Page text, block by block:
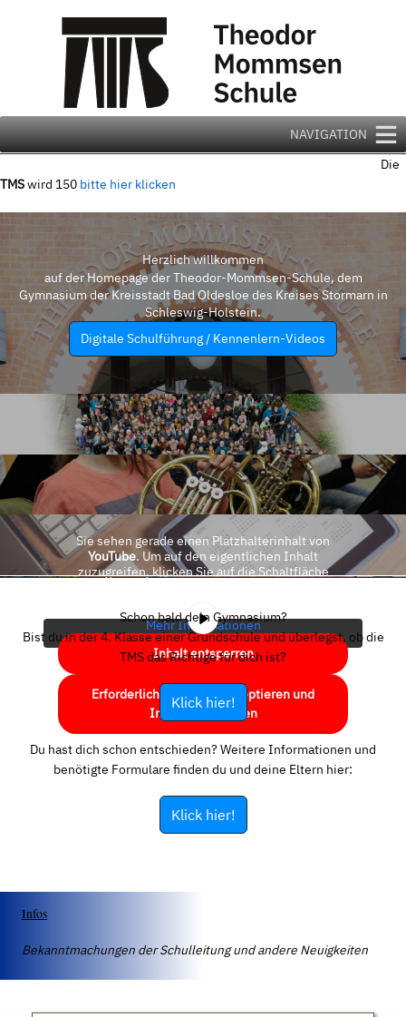
NAVIGATION
Die
TMSwird 150 bitte hier klicken
Herzlich willkommen
auf der Homepage der Theodor-Mommsen-Schule, dem
Gymnasium der Kreisstadt Bad Oldesloe des Kreises Stormarn in
Schleswig-Holstein.
Digitale Schulführung / Kennenlern-Videos
Sie sehen gerade einen Platzhalterinhalt von
YouTube. Um auf den eigentlichen Inhalt
zuzugreifen, klicken Sie auf die Schaltfläche
Mehr Informationen
Inhalt entsperren
Erforderlichen Service akzeptieren und
Inhalte entsperren
Schon bald dein Gymnasium?
Bist du in der 4. Klasse einer Grundschule und überlegst, ob die
TMS das Richtige für dich ist?
Klick hier!
Du hast dich schon entschieden? Weitere Informationen und
benötigte Formulare finden du und deine Eltern hier:
Klick hier!
Infos
Bekanntmachungen der Schulleitung und andere Neuigkeiten